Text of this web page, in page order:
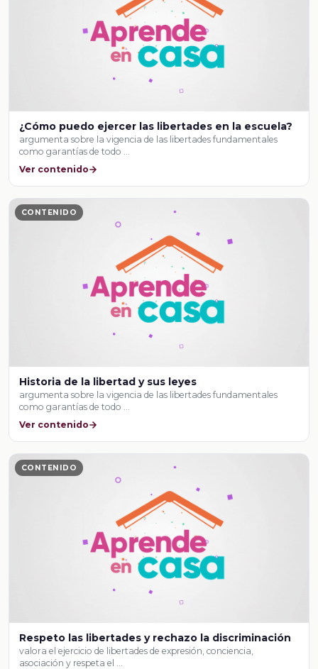
¿Cómo puedo ejercer las libertades en la escuela?
argumenta sobre la vigencia de las libertades fundamentales
como garantías de todo …
Ver contenido
CONTENIDO
Historia de la libertad y sus leyes
argumenta sobre la vigencia de las libertades fundamentales
como garantías de todo …
Ver contenido
CONTENIDO
Respeto las libertades y rechazo la discriminación
valora el ejercicio de libertades de expresión, conciencia,
asociación y respeta el …